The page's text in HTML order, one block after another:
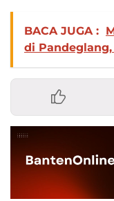
BACA JUGA :
di Pandeglang,